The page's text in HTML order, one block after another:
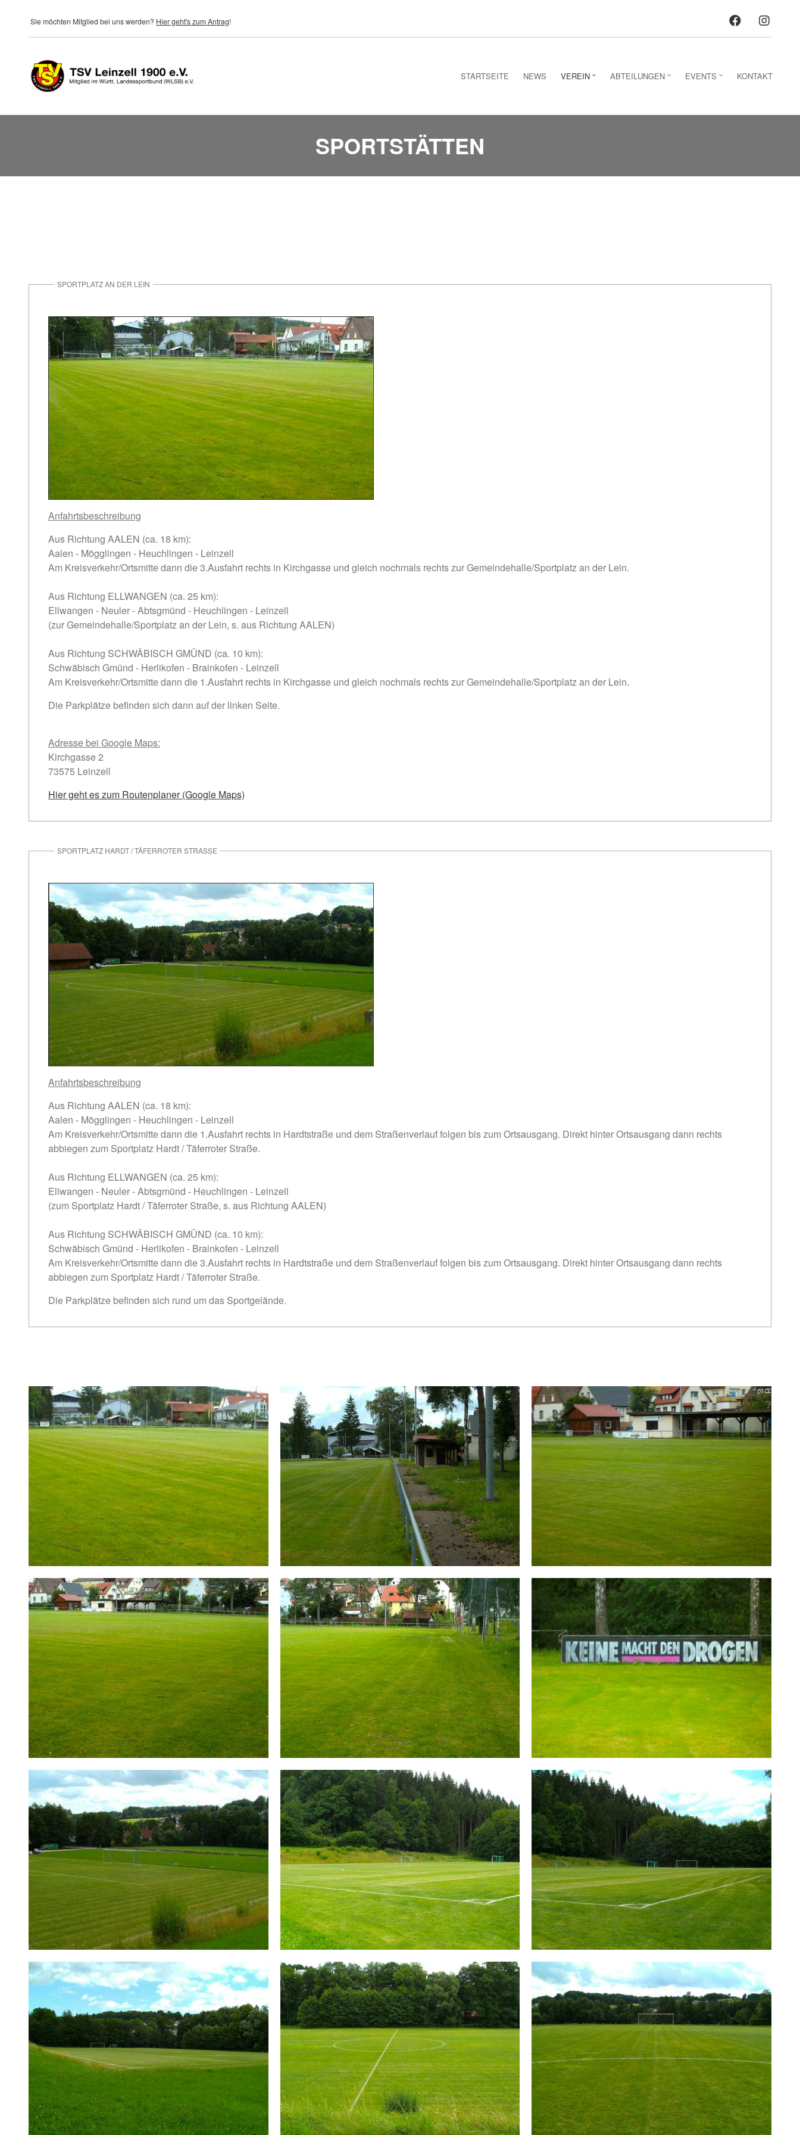
Sie möchten Mitglied bei uns werden? Hier geht's zum Antrag!
STARTSEITE NEWS VEREIN ABTEILUNGEN EVENTS KONTAKT
SPORTSTÄTTEN
SPORTPLATZ AN DER LEIN
Anfahrtsbeschreibung
Aus Richtung AALEN (ca. 18 km):
Aalen - Mögglingen - Heuchlingen - Leinzell
Am Kreisverkehr/Ortsmitte dann die 3.Ausfahrt rechts in Kirchgasse und gleich nochmals rechts zur Gemeindehalle/Sportplatz an der Lein.
Aus Richtung ELLWANGEN (ca. 25 km):
Ellwangen - Neuler - Abtsgmünd - Heuchlingen - Leinzell
(zur Gemeindehalle/Sportplatz an der Lein, s. aus Richtung AALEN)
Aus Richtung SCHWÄBISCH GMÜND (ca. 10 km):
Schwäbisch Gmünd - Herlikofen - Brainkofen - Leinzell
Am Kreisverkehr/Ortsmitte dann die 1.Ausfahrt rechts in Kirchgasse und gleich nochmals rechts zur Gemeindehalle/Sportplatz an der Lein.
Die Parkplätze befinden sich dann auf der linken Seite.
Adresse bei Google Maps:
Kirchgasse 2
73575 Leinzell
Hier geht es zum Routenplaner (Google Maps)
SPORTPLATZ HARDT / TÄFERROTER STRASSE
Anfahrtsbeschreibung
Aus Richtung AALEN (ca. 18 km):
Aalen - Mögglingen - Heuchlingen - Leinzell
Am Kreisverkehr/Ortsmitte dann die 1.Ausfahrt rechts in Hardtstraße und dem Straßenverlauf folgen bis zum Ortsausgang. Direkt hinter Ortsausgang dann rechts
abbiegen zum Sportplatz Hardt / Täferroter Straße.
Aus Richtung ELLWANGEN (ca. 25 km):
Ellwangen - Neuler - Abtsgmünd - Heuchlingen - Leinzell
(zum Sportplatz Hardt / Täferroter Straße, s. aus Richtung AALEN)
Aus Richtung SCHWÄBISCH GMÜND (ca. 10 km):
Schwäbisch Gmünd - Herlikofen - Brainkofen - Leinzell
Am Kreisverkehr/Ortsmitte dann die 3.Ausfahrt rechts in Hardtstraße und dem Straßenverlauf folgen bis zum Ortsausgang. Direkt hinter Ortsausgang dann rechts
abbiegen zum Sportplatz Hardt / Täferroter Straße.
Die Parkplätze befinden sich rund um das Sportgelände.